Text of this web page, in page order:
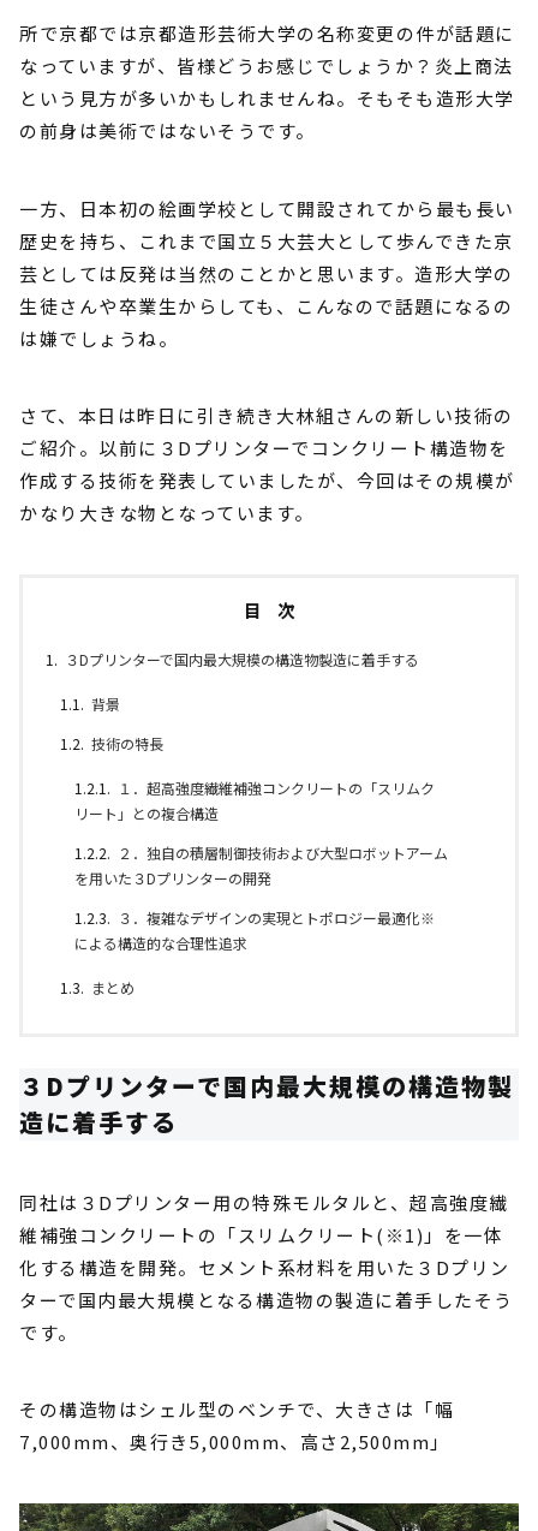
所で京都では京都造形芸術大学の名称変更の件が話題に
なっていますが、皆様どうお感じでしょうか？炎上商法
という見方が多いかもしれませんね。そもそも造形大学
の前身は美術ではないそうです。
一方、日本初の絵画学校として開設されてから最も長い
歴史を持ち、これまで国立５大芸大として歩んできた京
芸としては反発は当然のことかと思います。造形大学の
生徒さんや卒業生からしても、こんなので話題になるの
は嫌でしょうね。
さて、本日は昨日に引き続き大林組さんの新しい技術の
ご紹介。以前に３Dプリンターでコンクリート構造物を
作成する技術を発表していましたが、今回はその規模が
かなり大きな物となっています。
目 次
３Dプリンターで国内最大規模の構造物製造に着手する
背景
技術の特長
１．超高強度繊維補強コンクリートの「スリムク
リート」との複合構造
２．独自の積層制御技術および大型ロボットアーム
を用いた３Dプリンターの開発
３．複雑なデザインの実現とトポロジー最適化※
による構造的な合理性追求
まとめ
３Dプリンターで国内最大規模の構造物製
造に着手する
同社は３Dプリンター用の特殊モルタルと、超高強度繊
維補強コンクリートの「スリムクリート(※1)」を一体
化する構造を開発。セメント系材料を用いた３Dプリン
ターで国内最大規模となる構造物の製造に着手したそう
です。
その構造物はシェル型のベンチで、大きさは「幅
7,000mm、奥行き5,000mm、高さ2,500mm」